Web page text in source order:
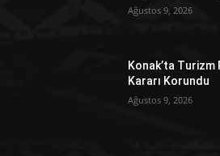
Ağustos 9, 2026
Konak’ta Turizm
Kararı Korundu
Ağustos 9, 2026